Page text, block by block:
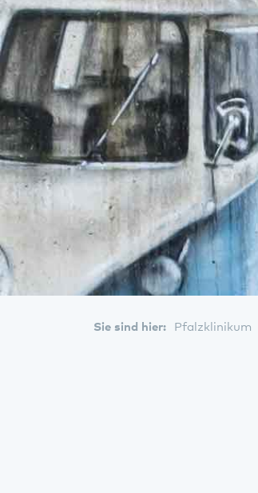
Sie sind hier: Pfalzklinikum